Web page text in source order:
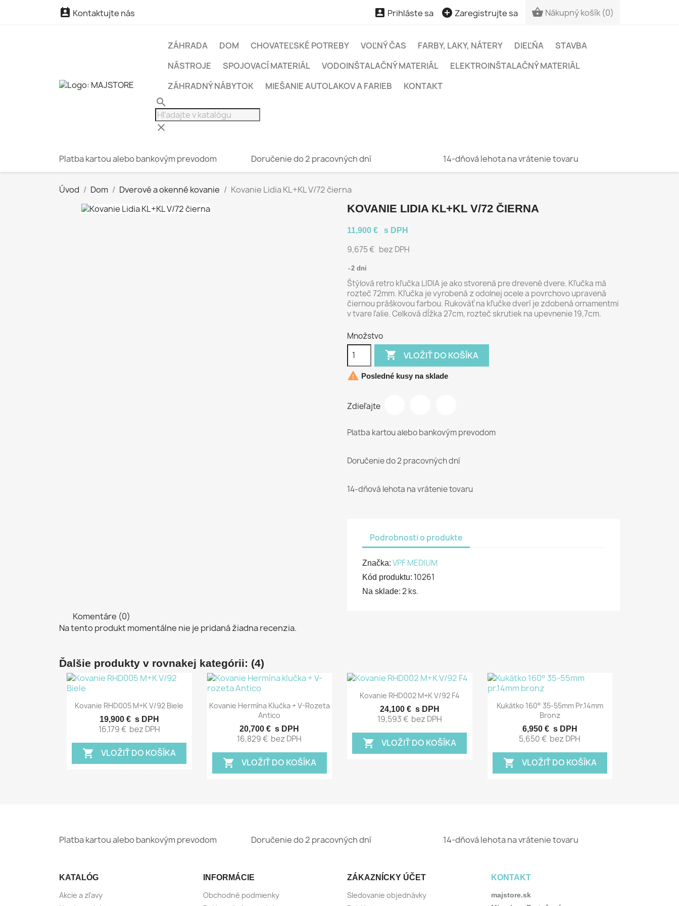
 Kontaktujte nás  Prihláste sa  Zaregistrujte sa  Nákupný košík (0)
ZÁHRADA DOM CHOVATEĽSKÉ POTREBY VOĽNÝ ČAS FARBY, LAKY, NÁTERY DIEĽŇA
STAVBA
NÁSTROJE
SPOJOVACÍ MATERIÁL VODOINŠTALAČNÝ MATERIÁL
ELEKTROINŠTALAČNÝ MATERIÁL
ZÁHRADNÝ NÁBYTOK
MIEŠANIE AUTOLAKOV A FARIEB KONTAKT
search
clear
Platba kartou alebo bankovým prevodom Doručenie do 2 pracovných dní 14-dňová lehota na vrátenie tovaru
Úvod Dom Dverové a okenné kovanie Kovanie Lidia KL+KL V/72 čierna
KOVANIE LIDIA KL+KL V/72 ČIERNA
11,900 € s DPH
9,675 € bez DPH
2 dni
Štýlová retro kľučka LIDIA je ako stvorená pre drevené dvere. Kľučka má
rozteč 72mm. Kľučka je vyrobená z odolnej ocele a povrchovo upravená
čiernou práškovou farbou. Rukoväť na kľučke dverí je zdobená ornamentmi
v tvare ľalie. Celková dĺžka 27cm, rozteč skrutiek na upevnenie 19,7cm.
Množstvo
 VLOŽIŤ DO KOŠÍKA
 Posledné kusy na sklade
Zdieľajte
Platba kartou alebo bankovým prevodom
Doručenie do 2 pracovných dní
14-dňová lehota na vrátenie tovaru
Podrobnosti o produkte
Značka: VPF MEDIUM
Kód produktu: 10261
Na sklade: 2 ks.
Komentáre (0)
Na tento produkt momentálne nie je pridaná žiadna recenzia.
Ďalšie produkty v rovnakej kategórii: (4)
Rýchly náhľad
Kovanie RHD005 M+K V/92 Biele
19,900 € s DPH
16,179 € bez DPH
shopping_cart VLOŽIŤ DO KOŠÍKA
Rýchly náhľad
Kovanie Hermína Klučka + V-Rozeta
Antico
20,700 € s DPH
16,829 € bez DPH
shopping_cart VLOŽIŤ DO KOŠÍKA
 Rýchly náhľad
Kovanie RHD002 M+K V/92 F4
24,100 € s DPH
19,593 € bez DPH
shopping_cart VLOŽIŤ DO KOŠÍKA
Rýchly náhľad
Kukátko 160° 35-55mm Pr.14mm
Bronz
6,950 € s DPH
5,650 € bez DPH
shopping_cart VLOŽIŤ DO KOŠÍKA
Platba kartou alebo bankovým prevodom Doručenie do 2 pracovných dní 14-dňová lehota na vrátenie tovaru
KATALÓG
Akcie a zľavy
INFORMÁCIE
Obchodné podmienky
ZÁKAZNÍCKY ÚČET
Sledovanie objednávky
KONTAKT
majstore.sk